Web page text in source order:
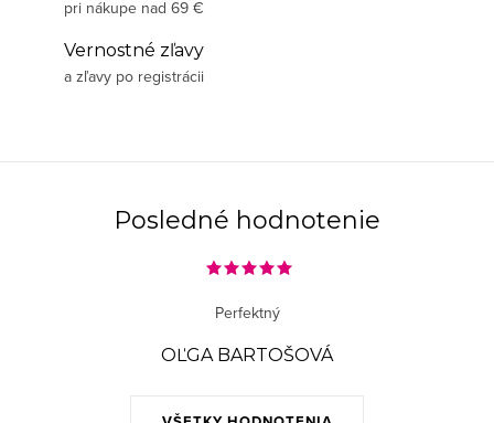
pri nákupe nad 69 €
Vernostné zľavy
a zľavy po registrácii
Posledné hodnotenie
Perfektný
OĽGA BARTOŠOVÁ